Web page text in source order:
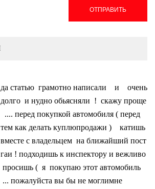
ОТПРАВИТЬ
да статью грамотно написали и очень
долго и нудно обьясняли ! скажу проще
.... перед покупкой автомобиля ( перед
тем как делать куплюпродажи ) катишь
вместе с владельцем на ближайший пост
гаи ! подходишь к инспектору и вежливо
просишь ( я покупаю этот автомобиль
... пожалуйста вы бы не моглимне